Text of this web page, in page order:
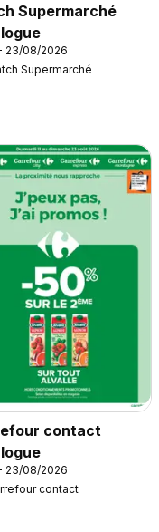
Supermarché
23/08/2026
Supermarché
contact
23/08/2026
contact